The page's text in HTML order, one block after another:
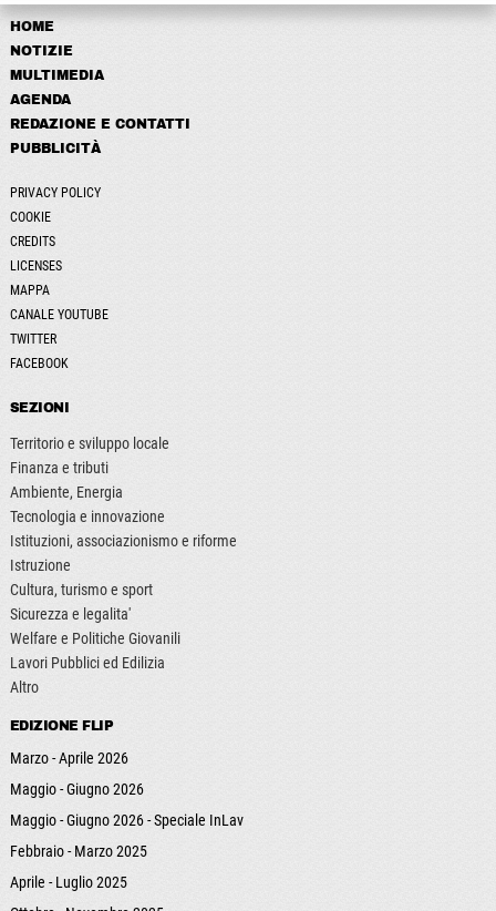
HOME
NOTIZIE
MULTIMEDIA
AGENDA
REDAZIONE E CONTATTI
PUBBLICITÀ
PRIVACY POLICY
COOKIE
CREDITS
LICENSES
MAPPA
CANALE YOUTUBE
TWITTER
FACEBOOK
SEZIONI
Territorio e sviluppo locale
Finanza e tributi
Ambiente, Energia
Tecnologia e innovazione
Istituzioni, associazionismo e riforme
Istruzione
Cultura, turismo e sport
Sicurezza e legalita'
Welfare e Politiche Giovanili
Lavori Pubblici ed Edilizia
Altro
EDIZIONE FLIP
Marzo - Aprile 2026
Maggio - Giugno 2026
Maggio - Giugno 2026 - Speciale InLav
Febbraio - Marzo 2025
Aprile - Luglio 2025